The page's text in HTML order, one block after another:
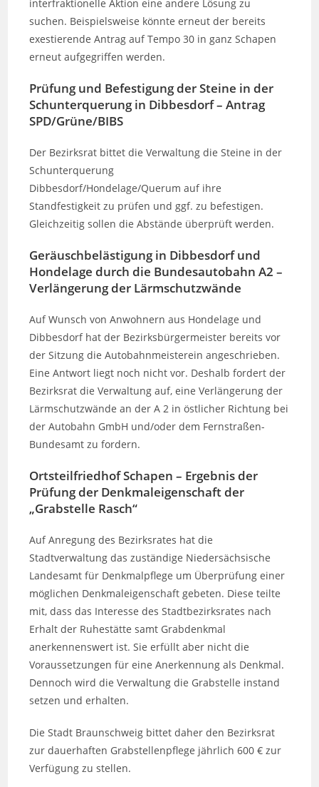
interfraktionelle Aktion eine andere Lösung zu
suchen. Beispielsweise könnte erneut der bereits
exestierende Antrag auf Tempo 30 in ganz Schapen
erneut aufgegriffen werden.
Prüfung und Befestigung der Steine in der
Schunterquerung in Dibbesdorf – Antrag
SPD/Grüne/BIBS
Der Bezirksrat bittet die Verwaltung die Steine in der
Schunterquerung
Dibbesdorf/Hondelage/Querum auf ihre
Standfestigkeit zu prüfen und ggf. zu befestigen.
Gleichzeitig sollen die Abstände überprüft werden.
Geräuschbelästigung in Dibbesdorf und
Hondelage durch die Bundesautobahn A2 –
Verlängerung der Lärmschutzwände
Auf Wunsch von Anwohnern aus Hondelage und
Dibbesdorf hat der Bezirksbürgermeister bereits vor
der Sitzung die Autobahnmeisterein angeschrieben.
Eine Antwort liegt noch nicht vor. Deshalb fordert der
Bezirksrat die Verwaltung auf, eine Verlängerung der
Lärmschutzwände an der A 2 in östlicher Richtung bei
der Autobahn GmbH und/oder dem Fernstraßen-
Bundesamt zu fordern.
Ortsteilfriedhof Schapen – Ergebnis der
Prüfung der Denkmaleigenschaft der
„Grabstelle Rasch“
Auf Anregung des Bezirksrates hat die
Stadtverwaltung das zuständige Niedersächsische
Landesamt für Denkmalpflege um Überprüfung einer
möglichen Denkmaleigenschaft gebeten. Diese teilte
mit, dass das Interesse des Stadtbezirksrates nach
Erhalt der Ruhestätte samt Grabdenkmal
anerkennenswert ist. Sie erfüllt aber nicht die
Voraussetzungen für eine Anerkennung als Denkmal.
Dennoch wird die Verwaltung die Grabstelle instand
setzen und erhalten.
Die Stadt Braunschweig bittet daher den Bezirksrat
zur dauerhaften Grabstellenpflege jährlich 600 € zur
Verfügung zu stellen.